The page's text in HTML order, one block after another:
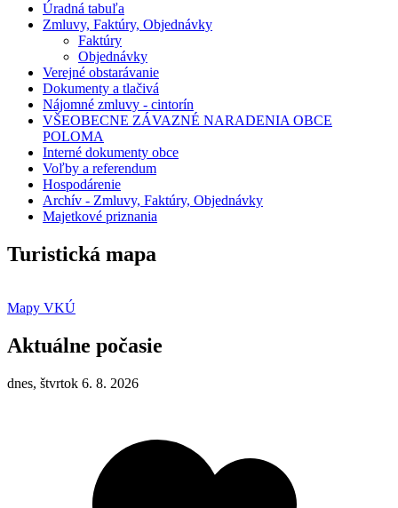
Úradná tabuľa
Zmluvy, Faktúry, Objednávky
Faktúry
Objednávky
Verejné obstarávanie
Dokumenty a tlačivá
Nájomné zmluvy - cintorín
VŠEOBECNE ZÁVAZNÉ NARADENIA OBCE
POLOMA
Interné dokumenty obce
Voľby a referendum
Hospodárenie
Archív - Zmluvy, Faktúry, Objednávky
Majetkové priznania
Turistická mapa
Mapy VKÚ
Aktuálne počasie
dnes, štvrtok 6. 8. 2026